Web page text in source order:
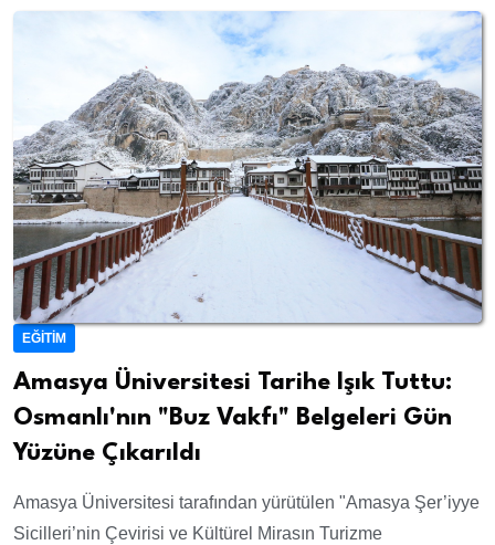
EĞITIM
Amasya Üniversitesi Tarihe Işık Tuttu:
Osmanlı'nın "Buz Vakfı" Belgeleri Gün
Yüzüne Çıkarıldı
Amasya Üniversitesi tarafından yürütülen "Amasya Şer’iyye
Sicilleri’nin Çevirisi ve Kültürel Mirasın Turizme